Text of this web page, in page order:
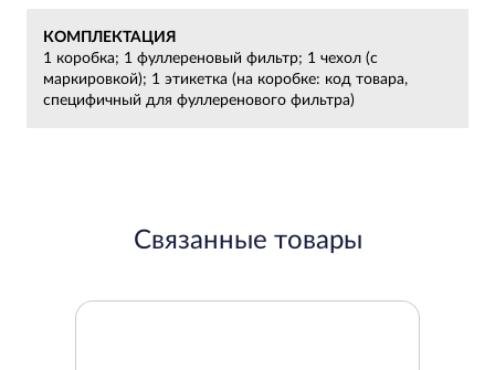
КОМПЛЕКТАЦИЯ
1 коробка; 1 фуллереновый фильтр; 1 чехол (с
маркировкой); 1 этикетка (на коробке: код товара,
специфичный для фуллеренового фильтра)
Связанные товары